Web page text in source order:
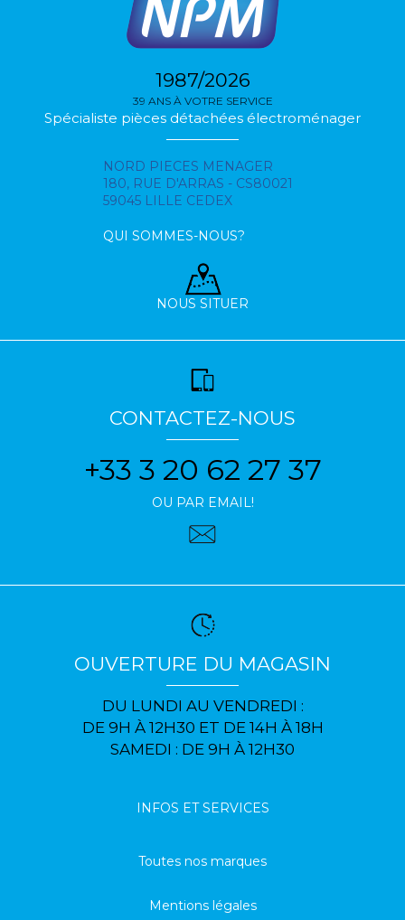
1987/2026
39 ANS À VOTRE SERVICE
Spécialiste pièces détachées électroménager
NORD PIECES MENAGER
180, RUE D'ARRAS - CS80021
59045 LILLE CEDEX
QUI SOMMES-NOUS?
NOUS SITUER
CONTACTEZ-NOUS
+33 3 20 62 27 37
OU PAR EMAIL!
OUVERTURE DU MAGASIN
DU LUNDI AU VENDREDI :
DE 9H À 12H30 ET DE 14H À 18H
SAMEDI : DE 9H À 12H30
INFOS ET SERVICES
Toutes nos marques
Mentions légales